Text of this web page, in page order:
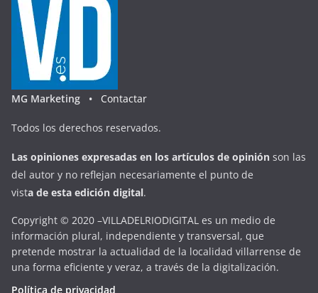
MG Marketing • Contactar
Todos los derechos reservados.
Las opiniones expresadas en los artículos de opinión son las
del autor y no reflejan necesariamente el punto de
vista de esta edición digital.
Copyright © 2020 –VILLADELRIODIGITAL es un medio de
información plural, independiente y transversal, que
pretende mostrar la actualidad de la localidad villarrense de
una forma eficiente y veraz, a través de la digitalización.
Política de privacidad